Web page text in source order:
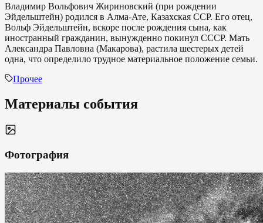
Владимир Вольфович Жириновский (при рождении
Эйдельштейн) родился в Алма-Ате, Казахская ССР. Его отец,
Вольф Эйдельштейн, вскоре после рождения сына, как
иностранный гражданин, вынужденно покинул СССР. Мать
Александра Павловна (Макарова), растила шестерых детей
одна, что определило трудное материальное положение семьи.
Прочее
Материалы события
Фотография